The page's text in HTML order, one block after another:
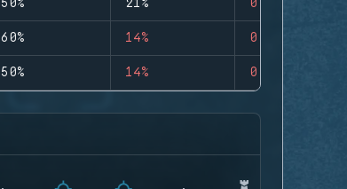
50% 21% 0
60% 14% 0
50% 14% 0